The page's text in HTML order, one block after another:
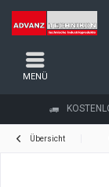
MENÜ
Übersicht